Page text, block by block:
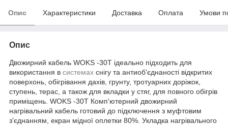
Опис Характеристики Доставка Оплата Умови
Опис
Двожирний кабель WOKS -30T ідеально підходить для
використання в системах снігу та антиоб’єднаності відкритих
поверхонь, обігрівання дахів, грунту, тротуарних доріжок,
ступень, терас, а також для вкладки у стяг, для повного обігрів
приміщень. WOKS -30T Комп'ютерний двожирний
нагрівальний кабель готовий до підключення з муфтовим
з'єднанням, екран мідної оплетки 80%. Укладка нагрівального